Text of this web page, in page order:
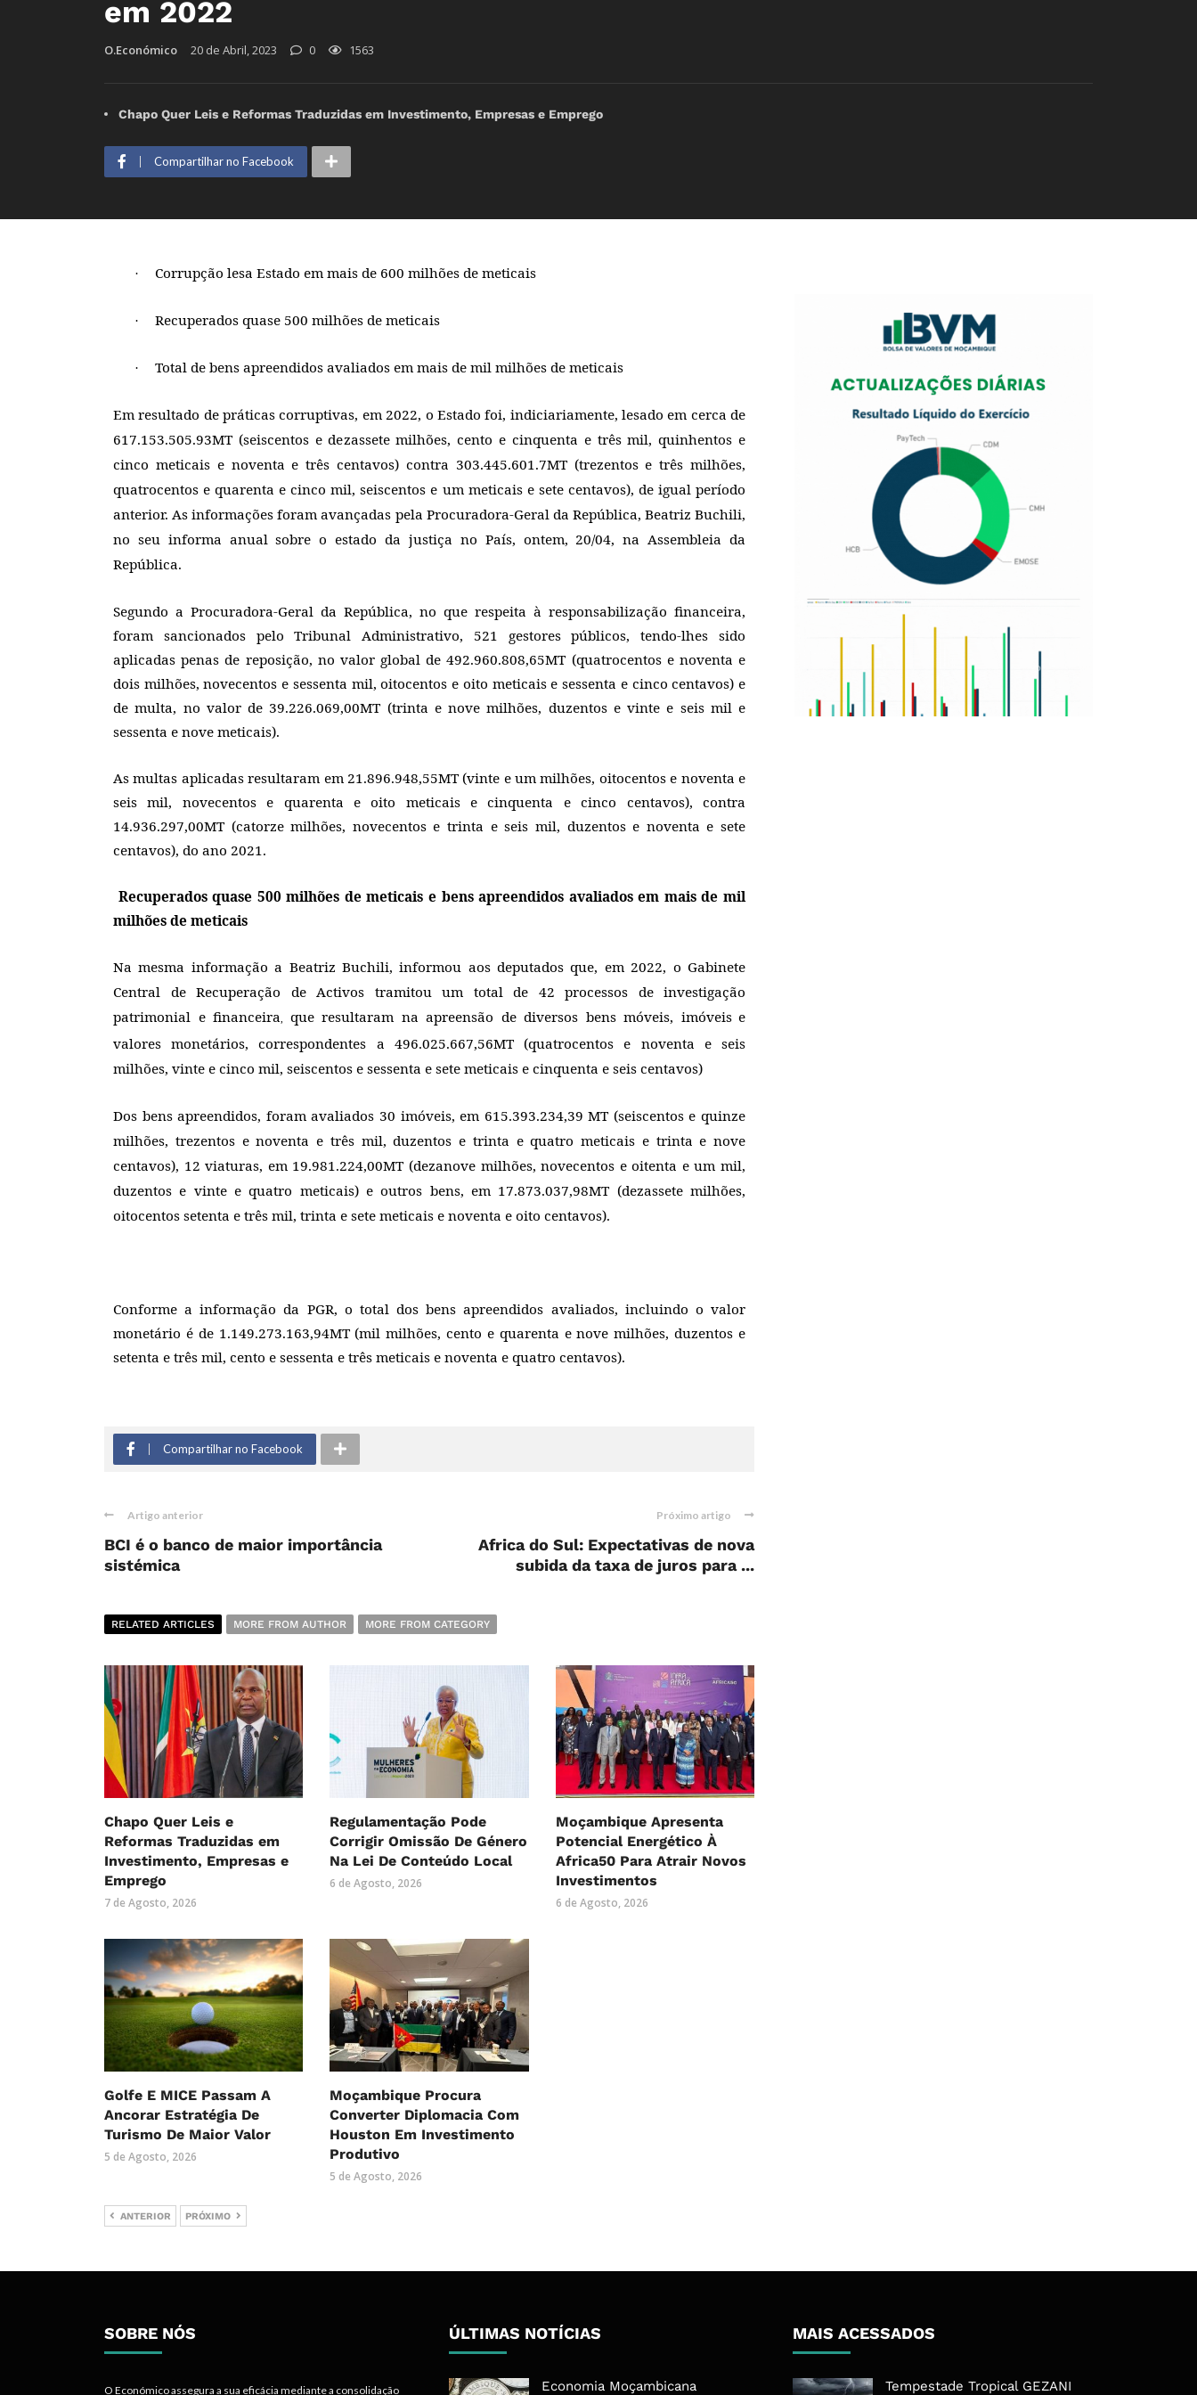
em 2022
O.Económico 20 de Abril, 2023 0 1563
Chapo Quer Leis e Reformas Traduzidas em Investimento, Empresas e Emprego
Compartilhar no Facebook
· Corrupção lesa Estado em mais de 600 milhões de meticais
· Recuperados quase 500 milhões de meticais
· Total de bens apreendidos avaliados em mais de mil milhões de meticais
Em resultado de práticas corruptivas, em 2022, o Estado foi, indiciariamente, lesado em cerca de
617.153.505.93MT (seiscentos e dezassete milhões, cento e cinquenta e três mil, quinhentos e
cinco meticais e noventa e três centavos) contra 303.445.601.7MT (trezentos e três milhões,
quatrocentos e quarenta e cinco mil, seiscentos e um meticais e sete centavos), de igual período
anterior. As informações foram avançadas pela Procuradora-Geral da República, Beatriz Buchili,
no seu informa anual sobre o estado da justiça no País, ontem, 20/04, na Assembleia da
República.
Segundo a Procuradora-Geral da República, no que respeita à responsabilização financeira,
foram sancionados pelo Tribunal Administrativo, 521 gestores públicos, tendo-lhes sido
aplicadas penas de reposição, no valor global de 492.960.808,65MT (quatrocentos e noventa e
dois milhões, novecentos e sessenta mil, oitocentos e oito meticais e sessenta e cinco centavos) e
de multa, no valor de 39.226.069,00MT (trinta e nove milhões, duzentos e vinte e seis mil e
sessenta e nove meticais).
As multas aplicadas resultaram em 21.896.948,55MT (vinte e um milhões, oitocentos e noventa e
seis mil, novecentos e quarenta e oito meticais e cinquenta e cinco centavos), contra
14.936.297,00MT (catorze milhões, novecentos e trinta e seis mil, duzentos e noventa e sete
centavos), do ano 2021.
Recuperados quase 500 milhões de meticais e bens apreendidos avaliados em mais de mil
milhões de meticais
Na mesma informação a Beatriz Buchili, informou aos deputados que, em 2022, o Gabinete
Central de Recuperação de Activos tramitou um total de 42 processos de investigação
patrimonial e financeira, que resultaram na apreensão de diversos bens móveis, imóveis e
valores monetários, correspondentes a 496.025.667,56MT (quatrocentos e noventa e seis
milhões, vinte e cinco mil, seiscentos e sessenta e sete meticais e cinquenta e seis centavos)
Dos bens apreendidos, foram avaliados 30 imóveis, em 615.393.234,39 MT (seiscentos e quinze
milhões, trezentos e noventa e três mil, duzentos e trinta e quatro meticais e trinta e nove
centavos), 12 viaturas, em 19.981.224,00MT (dezanove milhões, novecentos e oitenta e um mil,
duzentos e vinte e quatro meticais) e outros bens, em 17.873.037,98MT (dezassete milhões,
oitocentos setenta e três mil, trinta e sete meticais e noventa e oito centavos).
Conforme a informação da PGR, o total dos bens apreendidos avaliados, incluindo o valor
monetário é de 1.149.273.163,94MT (mil milhões, cento e quarenta e nove milhões, duzentos e
setenta e três mil, cento e sessenta e três meticais e noventa e quatro centavos).
Compartilhar no Facebook
Artigo anterior
BCI é o banco de maior importância
sistémica
Próximo artigo
Africa do Sul: Expectativas de nova
subida da taxa de juros para ...
RELATED ARTICLES MORE FROM AUTHOR MORE FROM CATEGORY
Chapo Quer Leis e
Reformas Traduzidas em
Investimento, Empresas e
Emprego
7 de Agosto, 2026
Regulamentação Pode
Corrigir Omissão De Género
Na Lei De Conteúdo Local
6 de Agosto, 2026
Moçambique Apresenta
Potencial Energético À
Africa50 Para Atrair Novos
Investimentos
6 de Agosto, 2026
Golfe E MICE Passam A
Ancorar Estratégia De
Turismo De Maior Valor
5 de Agosto, 2026
Moçambique Procura
Converter Diplomacia Com
Houston Em Investimento
Produtivo
5 de Agosto, 2026
ANTERIOR PRÓXIMO
SOBRE NÓS
O Económico assegura a sua eficácia mediante a consolidação
ÚLTIMAS NOTÍCIAS
Economia Moçambicana
MAIS ACESSADOS
Tempestade Tropical GEZANI